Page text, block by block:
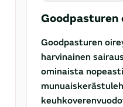
Goodpasturen
Goodpasturen
harvinainen
ominaista